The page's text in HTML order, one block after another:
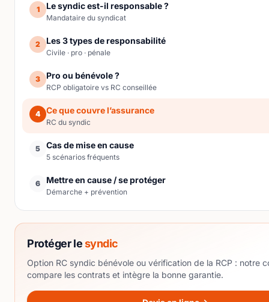
1 Le syndic est-il responsable ?
Mandataire du syndicat
2 Les 3 types de responsabilité
Civile · pro · pénale
3 Pro ou bénévole ?
RCP obligatoire vs RC conseillée
4 Ce que couvre l’assurance
RC du syndic
5 Cas de mise en cause
5 scénarios fréquents
6 Mettre en cause / se protéger
Démarche + prévention
Protéger lesyndic
Option RC syndic bénévole ou vérification de la RCP : notre
compare les contrats et intègre la bonne garantie.